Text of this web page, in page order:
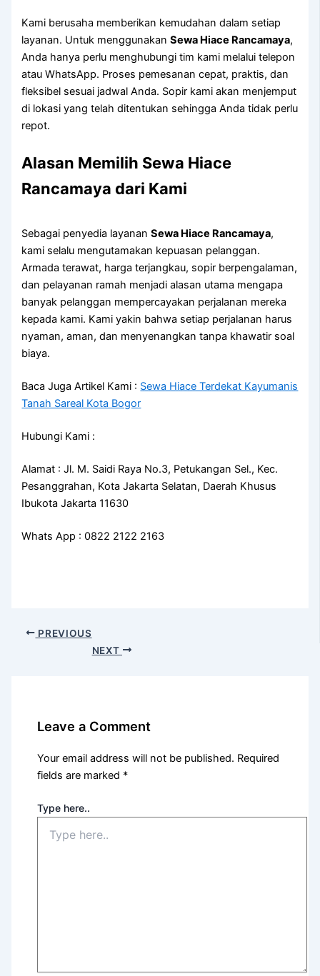
Kami berusaha memberikan kemudahan dalam setiap
layanan. Untuk menggunakanSewa Hiace Rancamaya,
Anda hanya perlu menghubungi tim kami melalui telepon
atau WhatsApp. Proses pemesanan cepat, praktis, dan
fleksibel sesuai jadwal Anda. Sopir kami akan menjemput
di lokasi yang telah ditentukan sehingga Anda tidak perlu
repot.
Alasan Memilih Sewa Hiace
Rancamaya dari Kami
Sebagai penyedia layananSewa Hiace Rancamaya,
kami selalu mengutamakan kepuasan pelanggan.
Armada terawat, harga terjangkau, sopir berpengalaman,
dan pelayanan ramah menjadi alasan utama mengapa
banyak pelanggan mempercayakan perjalanan mereka
kepada kami. Kami yakin bahwa setiap perjalanan harus
nyaman, aman, dan menyenangkan tanpa khawatir soal
biaya.
Baca Juga Artikel Kami : Sewa Hiace Terdekat Kayumanis
Tanah Sareal Kota Bogor
Hubungi Kami :
Alamat : Jl. M. Saidi Raya No.3, Petukangan Sel., Kec.
Pesanggrahan, Kota Jakarta Selatan, Daerah Khusus
Ibukota Jakarta 11630
Whats App : 0822 2122 2163
PREVIOUS
NEXT
Leave a Comment
Your email address will not be published. Required
fields are marked *
Type here..